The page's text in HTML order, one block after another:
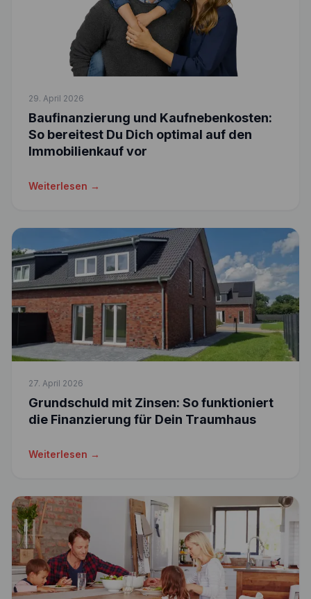
29. April 2026
Baufinanzierung und Kaufnebenkosten:
So bereitest Du Dich optimal auf den
Immobilienkauf vor
Weiterlesen →
27. April 2026
Grundschuld mit Zinsen: So funktioniert
die Finanzierung für Dein Traumhaus
Weiterlesen →